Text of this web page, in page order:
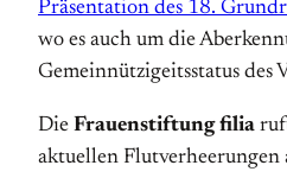
Präsentation des 18.
wo es auch um die
Gemeinnützigeitsstatus des
Die Frauenstiftung filia
aktuellen Flutverheerungen